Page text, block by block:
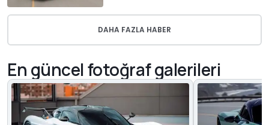
DAHA FAZLA HABER
En güncel fotoğraf galerileri